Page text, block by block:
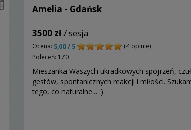
Amelia - Gdańsk
3500 zł/ sesja
Ocena: 5,00 / 5
(4 opinie)
Poleceń: 170
Mieszanka Waszych ukradkowych spojrzeń,
gestów, spontanicznych reakcji i miłości.
tego, co naturalne... :)